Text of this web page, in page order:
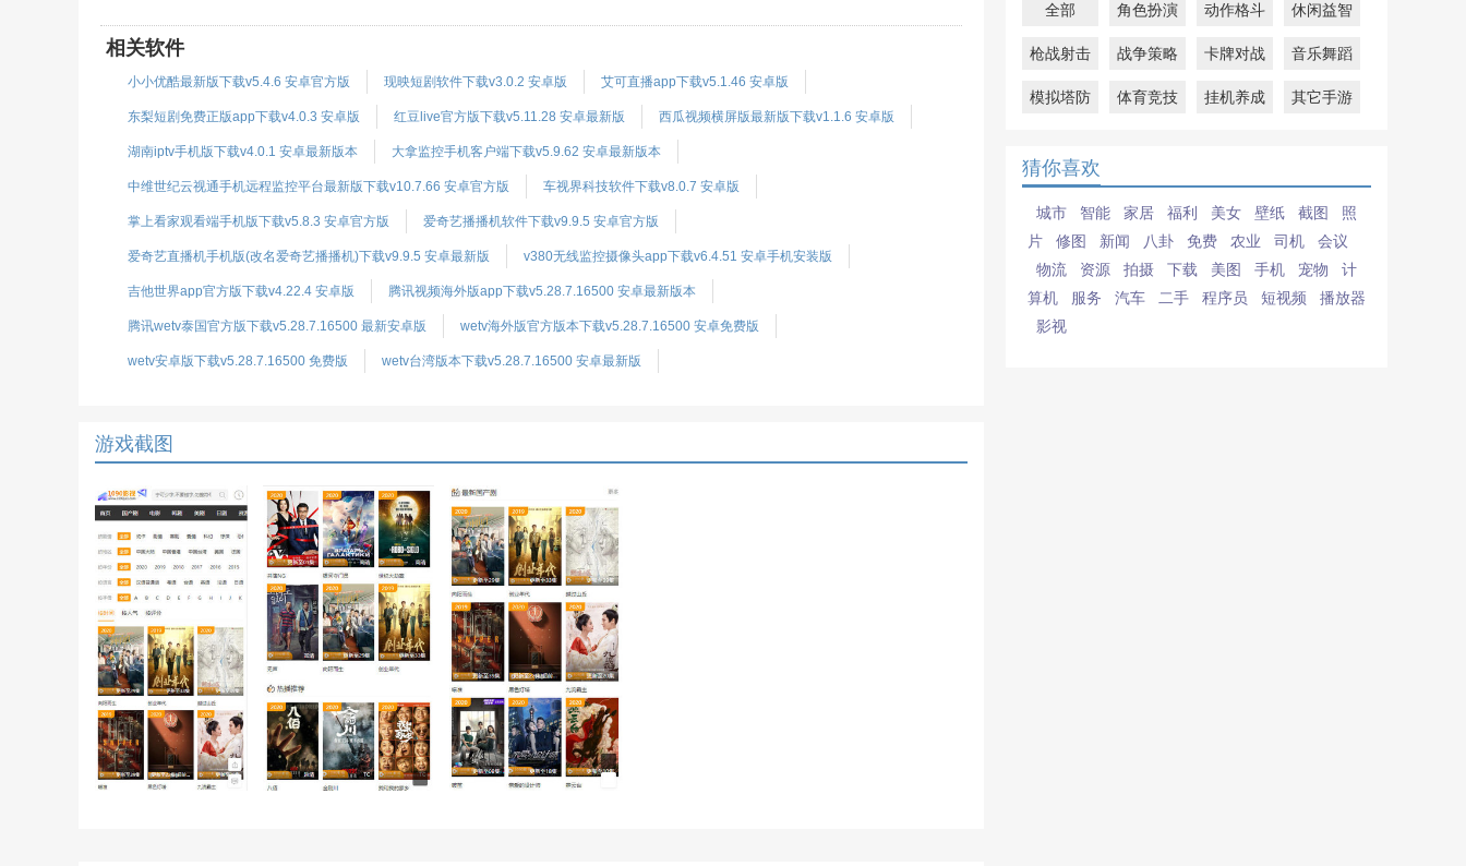
相关软件
小小优酷最新版下载v5.4.6 安卓官方版 现映短剧软件下载v3.0.2 安卓版 艾可直播app下载v5.1.46 安卓版
东梨短剧免费正版app下载v4.0.3 安卓版 红豆live官方版下载v5.11.28 安卓最新版 西瓜视频横屏版最新版下载v1.1.6 安卓版
湖南iptv手机版下载v4.0.1 安卓最新版本 大拿监控手机客户端下载v5.9.62 安卓最新版本
中维世纪云视通手机远程监控平台最新版下载v10.7.66 安卓官方版 车视界科技软件下载v8.0.7 安卓版
掌上看家观看端手机版下载v5.8.3 安卓官方版 爱奇艺播播机软件下载v9.9.5 安卓官方版
爱奇艺直播机手机版(改名爱奇艺播播机)下载v9.9.5 安卓最新版 v380无线监控摄像头app下载v6.4.51 安卓手机安装版
吉他世界app官方版下载v4.22.4 安卓版 腾讯视频海外版app下载v5.28.7.16500 安卓最新版本
腾讯wetv泰国官方版下载v5.28.7.16500 最新安卓版 wetv海外版官方版本下载v5.28.7.16500 安卓免费版
wetv安卓版下载v5.28.7.16500 免费版 wetv台湾版本下载v5.28.7.16500 安卓最新版
游戏截图
全部 角色扮演 动作格斗 休闲益智
枪战射击 战争策略 卡牌对战 音乐舞蹈
模拟塔防 体育竞技 挂机养成 其它手游
猜你喜欢
城市 智能 家居 福利 美女 壁纸 截图
照
片
修图 新闻 八卦 免费 农业 司机
会议
物流
资源 拍摄 下载 美图 手机 宠物
计
算机
服务 汽车 二手 程序员 短视频
播放器
影视